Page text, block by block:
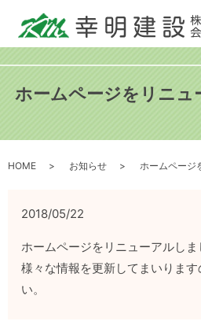
ホームページをリニュ
HOME お知らせ ホームページ
2018/05/22
ホームページをリニューアルし
様々な情報を更新してまいりま
い。